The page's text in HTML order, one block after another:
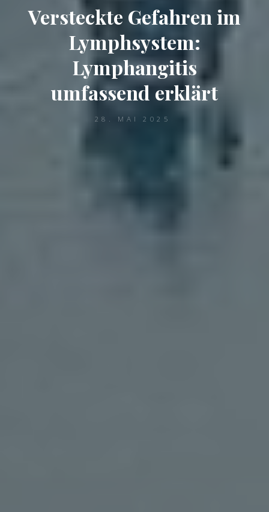
Versteckte Gefahren im
Lymphsystem:
Lymphangitis
umfassend erklärt
28. MAI 2025